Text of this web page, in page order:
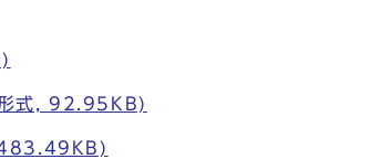
形式, 92.95KB)
483.49KB)